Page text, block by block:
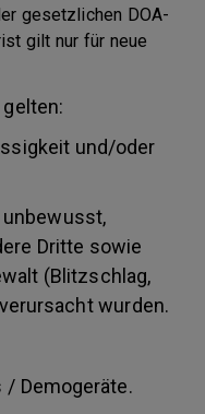
gesetzlichen DOA-
gilt nur für neue
und/oder
Dritte sowie
(Blitzschlag,
wurden.
/ Demogeräte.